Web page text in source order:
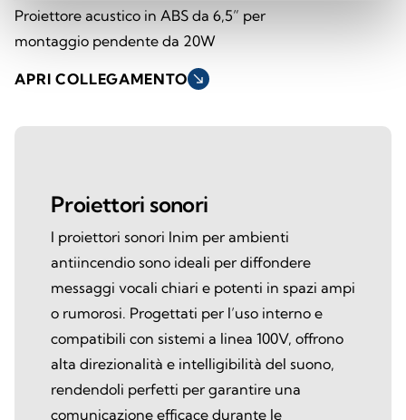
Proiettore acustico in ABS da 6,5” per
montaggio pendente da 20W
APRI COLLEGAMENTO south_east
Proiettori sonori
I proiettori sonori Inim per ambienti
antiincendio sono ideali per diffondere
messaggi vocali chiari e potenti in spazi ampi
o rumorosi. Progettati per l’uso interno e
compatibili con sistemi a linea 100V, offrono
alta direzionalità e intelligibilità del suono,
rendendoli perfetti per garantire una
comunicazione efficace durante le